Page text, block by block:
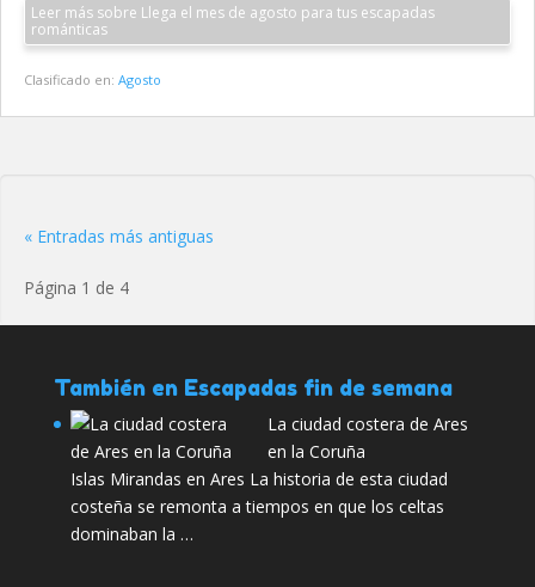
Leer más sobre Llega el mes de agosto para tus escapadas
románticas
Clasificado en: Agosto
« Entradas más antiguas
Página 1 de 4
También en Escapadas fin de semana
La ciudad costera de Ares
en la Coruña
Islas Mirandas en Ares La historia de esta ciudad
costeña se remonta a tiempos en que los celtas
dominaban la …